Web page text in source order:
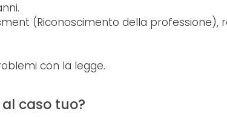
(Riconoscimento della professione),
con la legge.
caso tuo?